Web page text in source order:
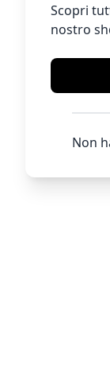
Scopri
nostro
Non